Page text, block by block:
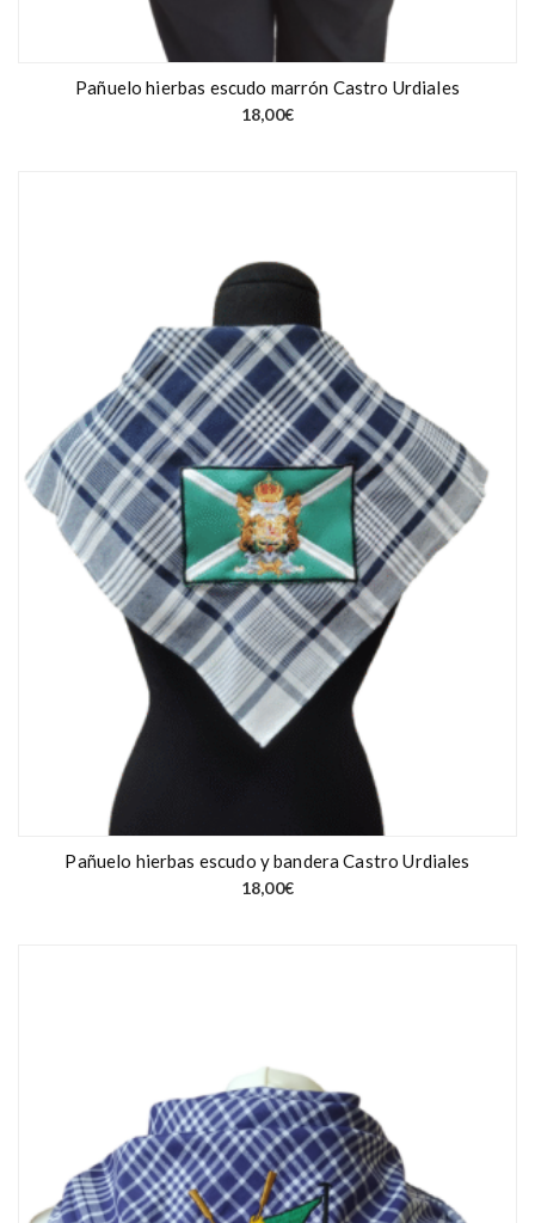
Pañuelo hierbas escudo marrón Castro Urdiales
18,00€
Pañuelo hierbas escudo y bandera Castro Urdiales
18,00€